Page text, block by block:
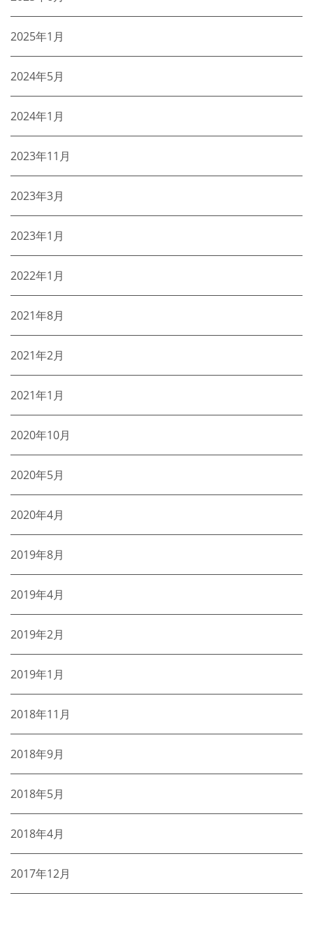
2025年1月
2024年5月
2024年1月
2023年11月
2023年3月
2023年1月
2022年1月
2021年8月
2021年2月
2021年1月
2020年10月
2020年5月
2020年4月
2019年8月
2019年4月
2019年2月
2019年1月
2018年11月
2018年9月
2018年5月
2018年4月
2017年12月